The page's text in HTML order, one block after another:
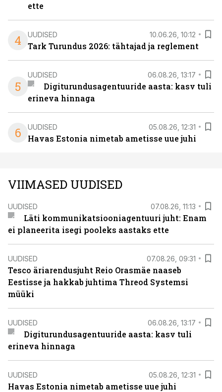
ette
4 UUDISED 10.06.26, 10:12
Tark Turundus 2026: tähtajad ja reglement
5
UUDISED 06.08.26, 13:17
Digiturundusagentuuride aasta: kasv tuli
erineva hinnaga
6 UUDISED 05.08.26, 12:31
Havas Estonia nimetab ametisse uue juhi
VIIMASED UUDISED
UUDISED 07.08.26, 11:13
Läti kommunikatsiooniagentuuri juht: Enam
ei planeerita isegi pooleks aastaks ette
UUDISED 07.08.26, 09:31
Tesco äriarendusjuht Reio Orasmäe naaseb
Eestisse ja hakkab juhtima Threod Systemsi
müüki
UUDISED 06.08.26, 13:17
Digiturundusagentuuride aasta: kasv tuli
erineva hinnaga
UUDISED 05.08.26, 12:31
Havas Estonia nimetab ametisse uue juhi